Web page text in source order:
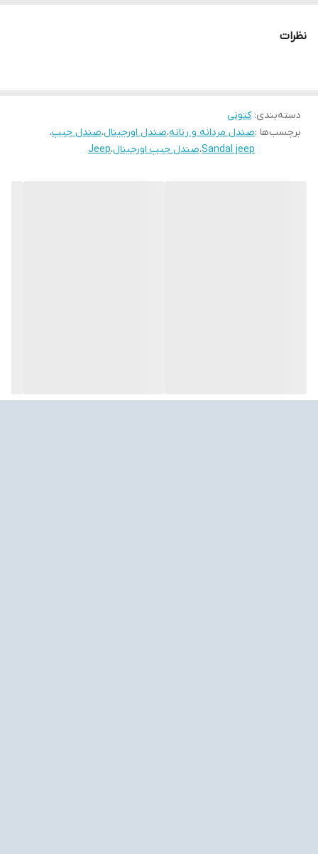
نظرات
دسته‌بندی:کتونی
برچسب‌ها :صندل مردانه و رنانه،صندل اورجینال،صندل جیپ،
Sandal jeep،صندل جیپ اورجینال،Jeep